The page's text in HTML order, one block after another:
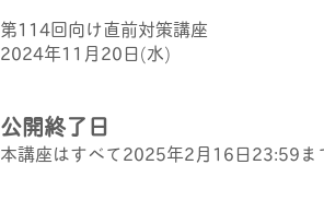
第114回向け直前対策講座
2024年11月20日(水)
公開終了日
本講座はすべて2025年2月16日23:59ま